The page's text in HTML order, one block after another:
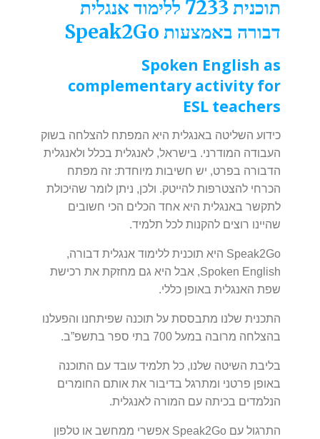
תוכנית 7233 ללימוד אנגלית
דבורה באמצעות Speak2Go
Spoken English as
complementary activity for
ESL teachers
כידוע השליטה באנגלית היא המפתח להצלחה בשוק
העבודה המודרני. בישראל, לאנגלית בכלל ולאנגלית
הדבורה בפרט, יש חשיבות מיוחדת: זה מפתח
הכרחי להצטרפות להייטק. ולכן, ניתן לומר שהיכולת
לתקשר באנגלית היא אחד הכלים הכי חשובים
שהיינו רוצים להקנות לכל תלמיד.
Speak2Go היא תוכנית ללימוד אנגלית דבורה,
Spoken English, אבל היא גם מחזקת את רכישת
שפת האנגלית באופן כללי.
התכנית שלנו מתבססת על תוכנה שפיתחנו והפעלנו
בהצלחה מרובה במעל 700 בתי ספר בתשפ”ב.
בליבת השיטה שלנו, כל תלמיד עובד עם התוכנה
באופן פרטני ומתרגל בדיבור את אותם החומרים
הנלמדים בכיתה עם המורה לאנגלית.
התרגול עם Speak2Go אפשרי ממחשב או טלפון